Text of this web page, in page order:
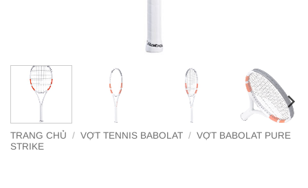
TRANG CHỦ / VỢT TENNIS BABOLAT / VỢT BABOLAT PURE
STRIKE